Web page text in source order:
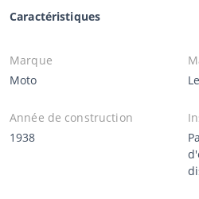
Caractéristiques
Marque
Moto
Année de construction
1938